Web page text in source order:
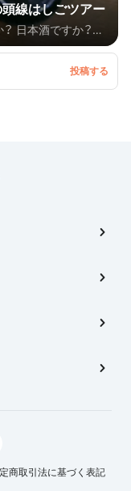
線はしごツアー
焼
か？ はたまたウイ
は絶対に行くべき
グができるまでにな
くれません。 そ
商取引法に基づく表記